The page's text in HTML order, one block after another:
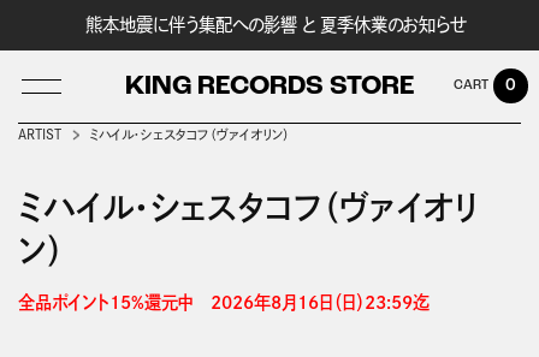
熊本地震に伴う集配への影響 と 夏季休業のお知らせ
KING RECORDS STORE
LOG IN
0
ARTIST ミハイル・シェスタコフ（ヴァイオリン）
ミハイル・シェスタコフ（ヴァイオリ
ン）
全品ポイント15%還元中　2026年8月16日（日）23:59迄